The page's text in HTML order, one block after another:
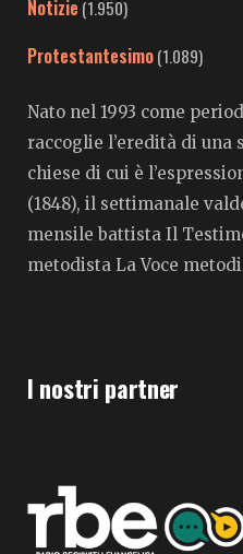
Notizie (1.950)
Protestantesimo(1.089)
Nato nel 1993 come
raccoglie l’eredità di una
chiese di cui è
(1848), il settimanale
mensile battista Il
metodista La Voce
I nostri partner